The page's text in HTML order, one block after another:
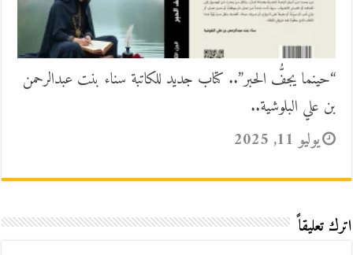
“حينما يجفُّ الحبر”.. كتاب جديد للكاتبة سناء بنت عبدالرحمن
بن علي البلوشية..
يوليو 11, 2025
اترك تعليقاً